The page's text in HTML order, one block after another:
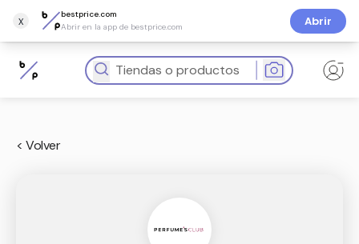
x
bestprice.com
Abrir en la app de bestprice.com
Abrir
< Volver